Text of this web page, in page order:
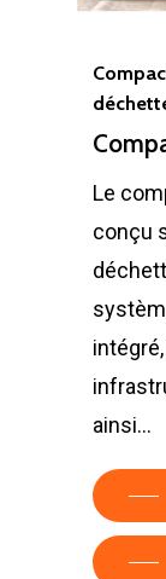
Le
conçu
ainsi…